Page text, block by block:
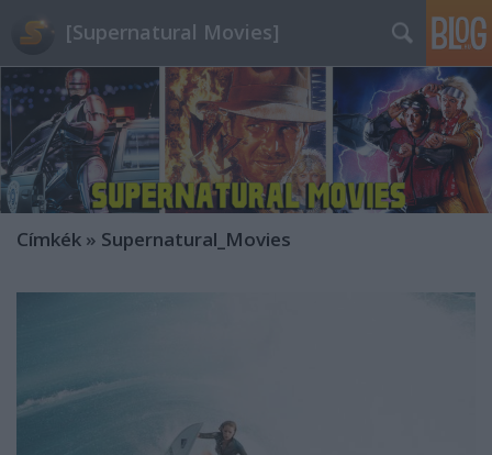
[Supernatural Movies]
Címkék » Supernatural_Movies